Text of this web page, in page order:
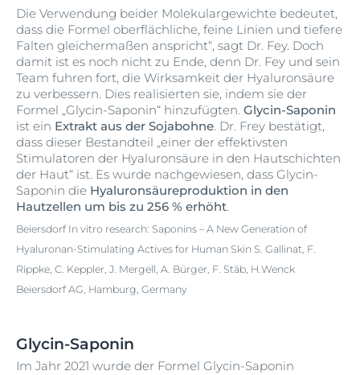
Die Verwendung beider Molekulargewichte bedeutet,
dass die Formel oberflächliche, feine Linien und tiefere
Falten gleichermaßen anspricht“, sagt Dr. Fey. Doch
damit ist es noch nicht zu Ende, denn Dr. Fey und sein
Team fuhren fort, die Wirksamkeit der Hyaluronsäure
zu verbessern. Dies realisierten sie, indem sie der
Formel „Glycin-Saponin“ hinzufügten. Glycin-Saponin
ist ein Extrakt aus der Sojabohne. Dr. Frey bestätigt,
dass dieser Bestandteil „einer der effektivsten
Stimulatoren der Hyaluronsäure in den Hautschichten
der Haut“ ist. Es wurde nachgewiesen, dass Glycin-
Saponin die Hyaluronsäureproduktion in den
Hautzellen um bis zu 256 % erhöht.
Beiersdorf In vitro research: Saponins – A New Generation of
Hyaluronan-Stimulating Actives for Human Skin S. Gallinat, F.
Rippke, C. Keppler, J. Mergell, A. Bürger, F. Stäb, H.Wenck
Beiersdorf AG, Hamburg, Germany
Glycin-Saponin
Im Jahr 2021 wurde der Formel Glycin-Saponin